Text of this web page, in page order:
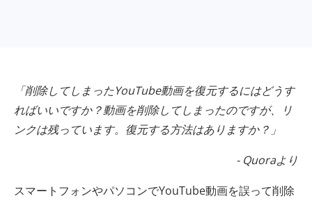
「削除してしまったYouTube動画を復元するにはどうす
ればいいですか？動画を削除してしまったのですが、リ
ンクは残っています。復元する方法はありますか？」
- Quoraより
スマートフォンやパソコンでYouTube動画を誤って削除